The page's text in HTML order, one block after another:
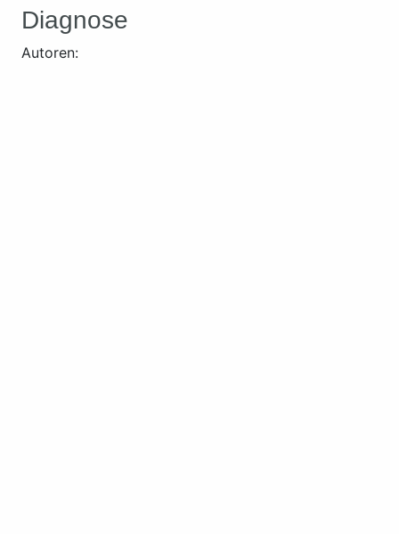
Diagnose
Autoren: